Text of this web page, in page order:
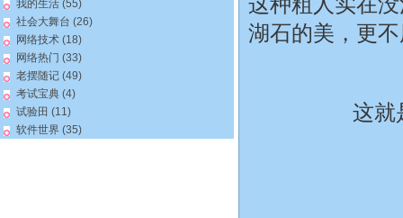
我的生活 (55)
社会大舞台 (26)
网络技术 (18)
网络热门 (33)
老摆随记 (49)
考试宝典 (4)
试验田 (11)
软件世界 (35)
湖石的美，更
这就